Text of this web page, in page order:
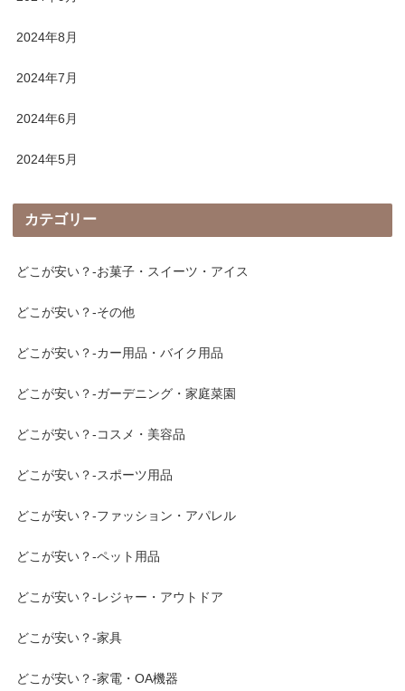
2024年8月
2024年7月
2024年6月
2024年5月
カテゴリー
どこが安い？-お菓子・スイーツ・アイス
どこが安い？-その他
どこが安い？-カー用品・バイク用品
どこが安い？-ガーデニング・家庭菜園
どこが安い？-コスメ・美容品
どこが安い？-スポーツ用品
どこが安い？-ファッション・アパレル
どこが安い？-ペット用品
どこが安い？-レジャー・アウトドア
どこが安い？-家具
どこが安い？-家電・OA機器